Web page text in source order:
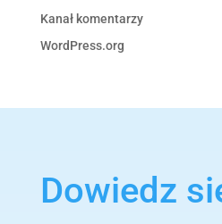
Kanał komentarzy
WordPress.org
Dowiedz